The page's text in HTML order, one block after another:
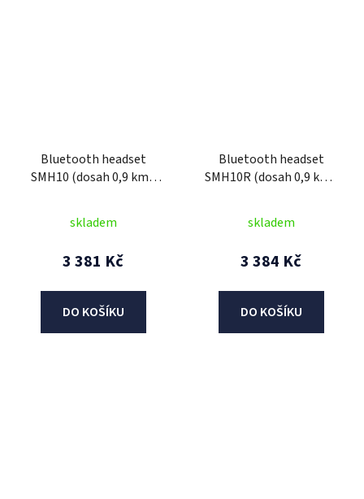
Bluetooth headset
SMH10 (dosah 0,9 km),
skladem
3 381 Kč
DO KOŠÍKU
Bluetooth headset
SMH10R (dosah 0,9 km),
skladem
3 384 Kč
DO KOŠÍKU